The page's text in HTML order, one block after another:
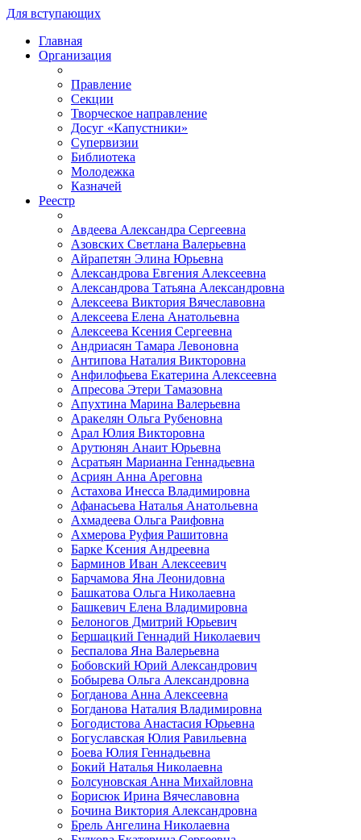
Для вступающих
Главная
Организация
Правление
Секции
Творческое направление
Досуг «Капустники»
Супервизии
Библиотека
Молодежка
Казначей
Реестр
Авдеева Александра Сергеевна
Азовских Светлана Валерьевна
Айрапетян Элина Юрьевна
Александрова Евгения Алексеевна
Александрова Татьяна Александровна
Алексеева Виктория Вячеславовна
Алексеева Елена Анатольевна
Алексеева Ксения Сергеевна
Андриасян Тамара Левоновна
Антипова Наталия Викторовна
Анфилофьева Екатерина Алексеевна
Апресова Этери Тамазовна
Апухтина Марина Валерьевна
Аракелян Ольга Рубеновна
Арал Юлия Викторовна
Арутюнян Анаит Юрьевна
Асратьян Марианна Геннадьевна
Асриян Анна Ареговна
Астахова Инесса Владимировна
Афанасьева Наталья Анатольевна
Ахмадеева Ольга Раифовна
Ахмерова Руфия Рашитовна
Барке Ксения Андреевна
Барминов Иван Алексеевич
Барчамова Яна Леонидовна
Башкатова Ольга Николаевна
Башкевич Елена Владимировна
Белоногов Дмитрий Юрьевич
Бершацкий Геннадий Николаевич
Беспалова Яна Валерьевна
Бобовский Юрий Александрович
Бобырева Ольга Александровна
Богданова Анна Алексеевна
Богданова Наталия Владимировна
Богодистова Анастасия Юрьевна
Богуславская Юлия Равильевна
Боева Юлия Геннадьевна
Бокий Наталья Николаевна
Болсуновская Анна Михайловна
Борисюк Ирина Вячеславовна
Бочина Виктория Александровна
Брель Ангелина Николаевна